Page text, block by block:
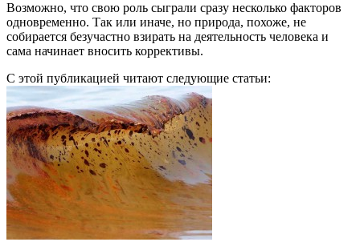
Возможно, что свою роль сыграли сразу несколько факторов
одновременно. Так или иначе, но природа, похоже, не
собирается безучастно взирать на деятельность человека и
сама начинает вносить коррективы.
С этой публикацией читают следующие статьи: